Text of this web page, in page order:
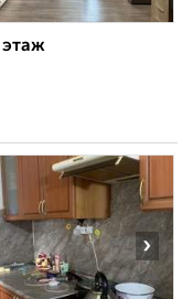
этаж
›